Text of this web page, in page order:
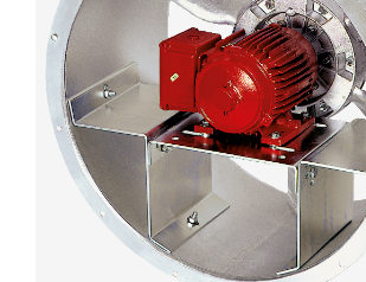
Lighting and Electrical
Equipment
Complete solutions in lighting and
material for each project and need